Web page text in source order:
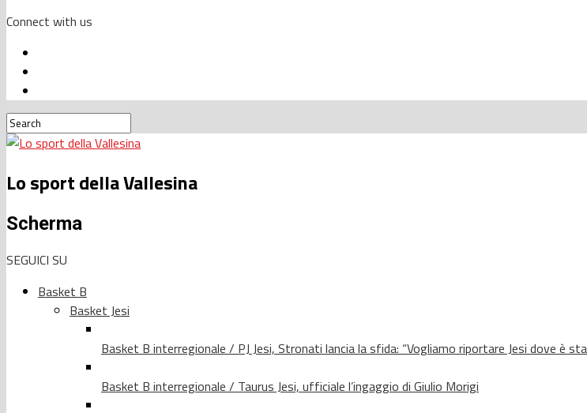
Connect with us
Lo sport della Vallesina
Scherma
SEGUICI SU
Basket B
Basket Jesi
Basket B interregionale / PJ Jesi, Stronati lancia la sfida: “Vogliamo riportare Jesi dove è
Basket B interregionale / Taurus Jesi, ufficiale l’ingaggio di Giulio Morigi